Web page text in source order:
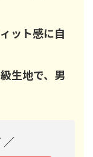
ット感に自
生地で、男